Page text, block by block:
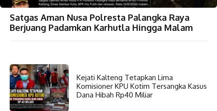
Satgas Aman Nusa Polresta Palangka Raya
Berjuang Padamkan Karhutla Hingga Malam
Kejati Kalteng Tetapkan Lima
Komisioner KPU Kotim Tersangka Kasus
Dana Hibah Rp40 Miliar